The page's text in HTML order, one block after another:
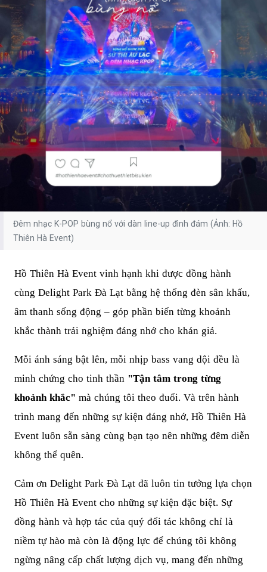
Đêm nhạc K-POP bùng nổ với dàn line-up đình đám (Ảnh: Hồ
Thiên Hà Event)
Hồ Thiên Hà Event vinh hạnh khi được đồng hành
cùng Delight Park Đà Lạt bằng hệ thống đèn sân khấu,
âm thanh sống động – góp phần biến từng khoảnh
khắc thành trải nghiệm đáng nhớ cho khán giả.
Mỗi ánh sáng bật lên, mỗi nhịp bass vang dội đều là
minh chứng cho tinh thần "Tận tâm trong từng
khoảnh khắc" mà chúng tôi theo đuổi. Và trên hành
trình mang đến những sự kiện đáng nhớ, Hồ Thiên Hà
Event luôn sẵn sàng cùng bạn tạo nên những đêm diễn
không thể quên.
Cảm ơn Delight Park Đà Lạt đã luôn tin tưởng lựa chọn
Hồ Thiên Hà Event cho những sự kiện đặc biệt. Sự
đồng hành và hợp tác của quý đối tác không chỉ là
niềm tự hào mà còn là động lực để chúng tôi không
ngừng nâng cấp chất lượng dịch vụ, mang đến những